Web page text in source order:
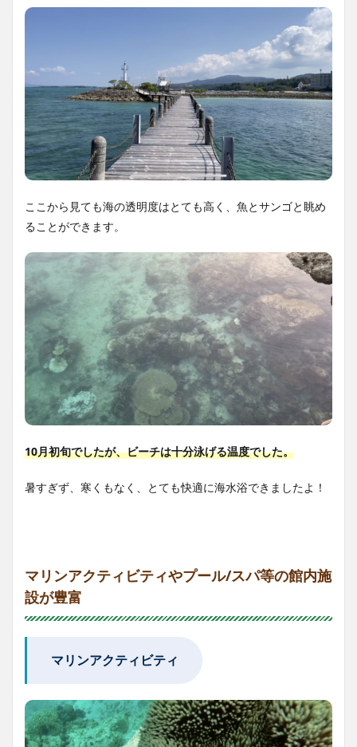
ここから見ても海の透明度はとても高く、魚とサンゴと眺め
ることができます。
10月初旬でしたが、ビーチは十分泳げる温度でした。
暑すぎず、寒くもなく、とても快適に海水浴できましたよ！
マリンアクティビティやプール/スパ等の館内施
設が豊富
マリンアクティビティ